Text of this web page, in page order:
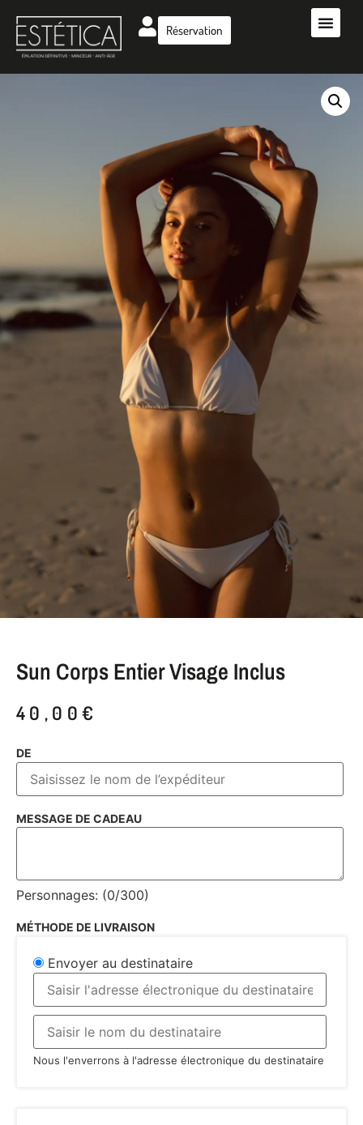
Réservation
Sun Corps Entier Visage Inclus
40,00 €
DE
MESSAGE DE CADEAU
Personnages: (0/300)
MÉTHODE DE LIVRAISON
Envoyer au destinataire
Nous l'enverrons à l'adresse électronique du destinataire